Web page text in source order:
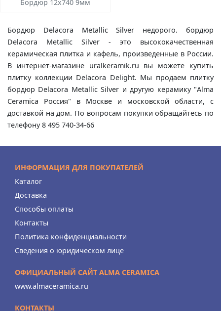
Бордюр 12x740 9мм
Бордюр Delacora Metallic Silver недорого. бордюр
Delacora Metallic Silver - это высококачественная
керамическая плитка и кафель, произведенные в России.
В интернет-магазине uralkeramik.ru вы можете купить
плитку коллекции Delacora Delight. Мы продаем плитку
бордюр Delacora Metallic Silver и другую керамику "Alma
Ceramica Россия" в Москве и московской области, с
доставкой на дом. По вопросам покупки обращайтесь по
телефону 8 495 740-34-66
ИНФОРМАЦИЯ ДЛЯ ПОКУПАТЕЛЕЙ
Каталог
Доставка
Способы оплаты
Контакты
Политика конфиденциальности
Сведения о юридическом лице
ОФИЦИАЛЬНЫЙ САЙТ ALMA CERAMICA
www.almaceramica.ru
КОНТАКТЫ